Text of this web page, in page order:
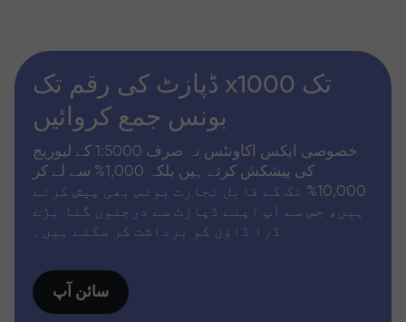
ڈپازٹ کی رقم تک x1000 تک
بونس جمع کروائیں
خصوصی ایکس اکاونٹس نہ صرف 1:5000 کے لیوریج
کی پیشکش کرتے ہیں بلکہ 1,000% سے لے کر
10,000% تک کے قابل تجارت بونس بھی پیش کرتے
ہیں، جس سے آپ اپنے ڈپازٹ سے درجنوں گنا بڑے
ڈرا ڈاؤن کو برداشت کر سکتے ہیں۔
سائن آپ